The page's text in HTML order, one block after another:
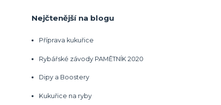
Nejčtenější na blogu
Příprava kukuřice
Rybářské závody PAMĚTNÍK 2020
Dipy a Boostery
Kukuřice na ryby